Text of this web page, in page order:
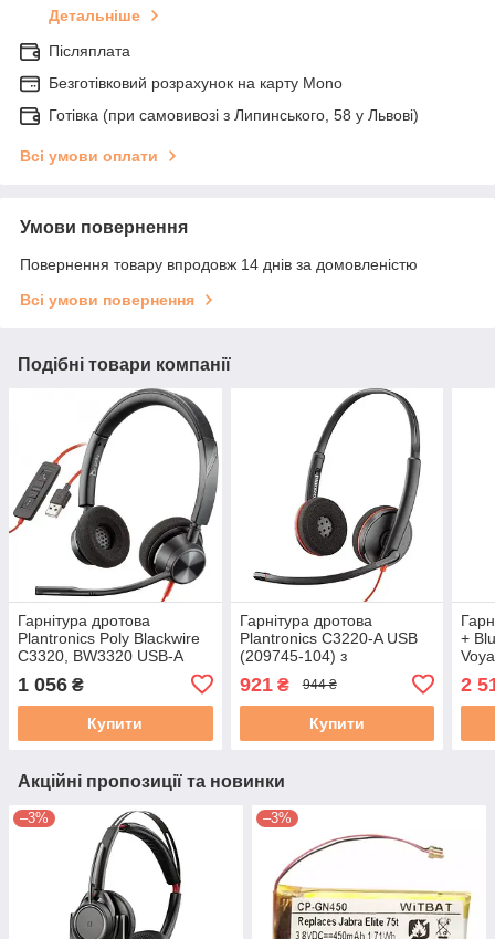
Детальніше
Післяплата
Безготівковий розрахунок на карту Mono
Готівка (при самовивозі з Липинського, 58 у Львові)
Всі умови оплати
Умови повернення
Повернення товару впродовж 14 днів за домовленістю
Всі умови повернення
Подібні товари компанії
Гарнітура дротова
Plantronics Poly Blackwire
C3320, BW3320 USB-A
шумопоглинанням чорні
б/в
1 056 ₴
Купити
Гарнітура дротова
Plantronics C3220-A USB
(209745-104) з
шумозаглушенням чорні
б/в
921₴ 944 ₴
Купити
+
б/в
2
Акційні пропозиції та новинки
–3% –3%